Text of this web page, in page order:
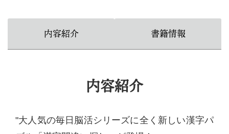
内容紹介 書籍情報
内容紹介
"大人気の毎日脳活シリーズに全く新しい漢字パ